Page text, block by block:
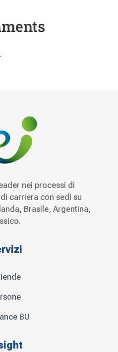
nei processi di
carriera con sedi su
Brasile, Argentina,
BU